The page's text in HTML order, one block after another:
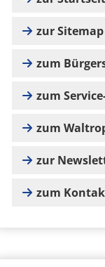
zur Sitemap
zum
zum
zum
zur
zum